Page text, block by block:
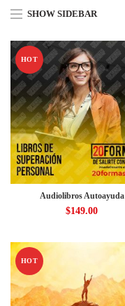
SHOW SIDEBAR
HOT
Audiolibros Autoayuda
$149.00
HOT